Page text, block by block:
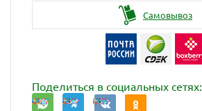
Самовывоз
Поделиться в социальных сетях: